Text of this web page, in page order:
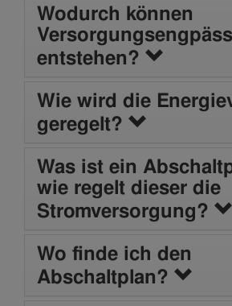
Wodurch können
entstehen?
Wie wird die
geregelt?
Was ist ein
wie regelt dieser die
Stromversorgung?
Wo finde ich den
Abschaltplan?